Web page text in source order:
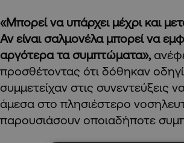
«Μπορεί να υπάρχει μέχρι και
Αν είναι σαλμονέλα μπορεί να
αργότερα τα συμπτώματα»,
προσθέτοντας ότι δόθηκαν
συμμετείχαν στις συνεντεύξεις
άμεσα στο πλησιέστερο
παρουσιάσουν οποιαδήποτε